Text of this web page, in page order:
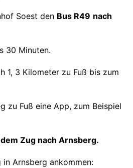
Soest den Bus R49 nach
30 Minuten.
1, 3 Kilometer zu Fuß bis zum
zu Fuß eine App, zum Beispiel
Zug nach Arnsberg.
in Arnsberg ankommen: